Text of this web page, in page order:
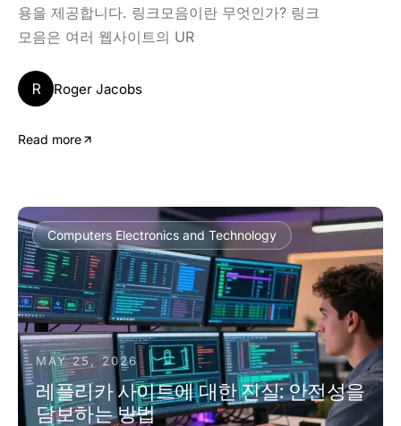
용을 제공합니다. 링크모음이란 무엇인가? 링크
모음은 여러 웹사이트의 UR
R Roger Jacobs
Read more
Computers Electronics and Technology
MAY 25, 2026
레플리카 사이트에 대한 진실: 안전성을
담보하는 방법